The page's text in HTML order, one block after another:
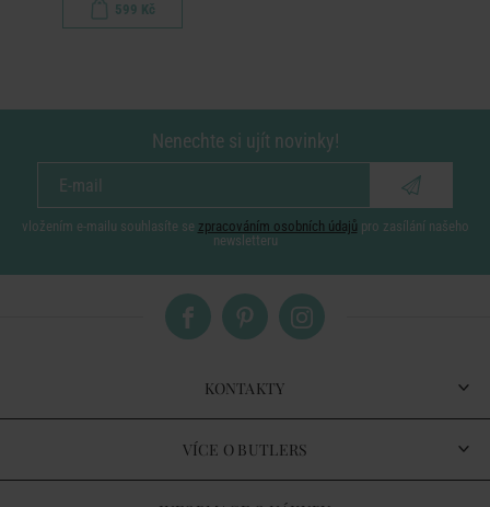
599 Kč
Nenechte si ujít novinky!
vložením e-mailu souhlasíte se zpracováním osobních údajů pro zasílání našeho
newsletteru
KONTAKTY
VÍCE O BUTLERS